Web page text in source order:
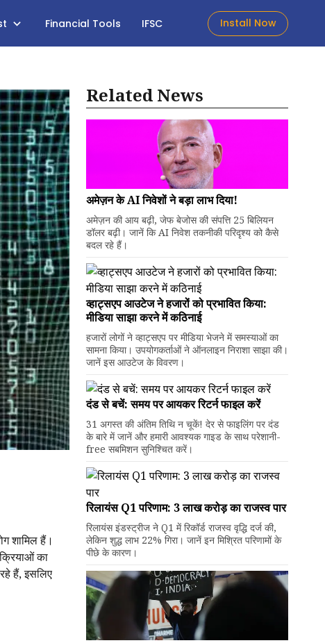
Financial Tools IFSC Install Now
शामिल हैं।
का
हैं, इसलिए
Related News
अमेज़न के AI निवेशों ने बड़ा लाभ दिया!
अमेज़न की आय बढ़ी, जेफ बेजोस की संपत्ति 25 बिलियन
डॉलर बढ़ी। जानें कि AI निवेश तकनीकी परिदृश्य को कैसे
बदल रहे हैं।
व्हाट्सएप आउटेज ने हजारों को प्रभावित किया:
मीडिया साझा करने में कठिनाई
हजारों लोगों ने व्हाट्सएप पर मीडिया भेजने में समस्याओं का
सामना किया। उपयोगकर्ताओं ने ऑनलाइन निराशा साझा की।
जानें इस आउटेज के विवरण।
दंड से बचें: समय पर आयकर रिटर्न फाइल करें
31 अगस्त की अंतिम तिथि न चूकें! देर से फाइलिंग पर दंड
के बारे में जानें और हमारी आवश्यक गाइड के साथ परेशानी-
free सबमिशन सुनिश्चित करें।
रिलायंस Q1 परिणाम: ₹3 लाख करोड़ का राजस्व पार
रिलायंस इंडस्ट्रीज ने Q1 में रिकॉर्ड राजस्व वृद्धि दर्ज की,
लेकिन शुद्ध लाभ 22% गिरा। जानें इन मिश्रित परिणामों के
पीछे के कारण।